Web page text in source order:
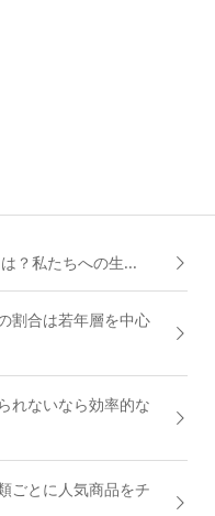
？私たちへの生...
割合は若年層を中心
れないなら効率的な
ごとに人気商品をチ